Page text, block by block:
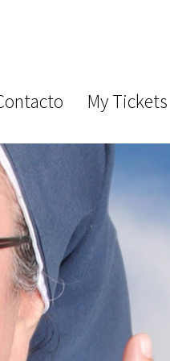
My Tickets